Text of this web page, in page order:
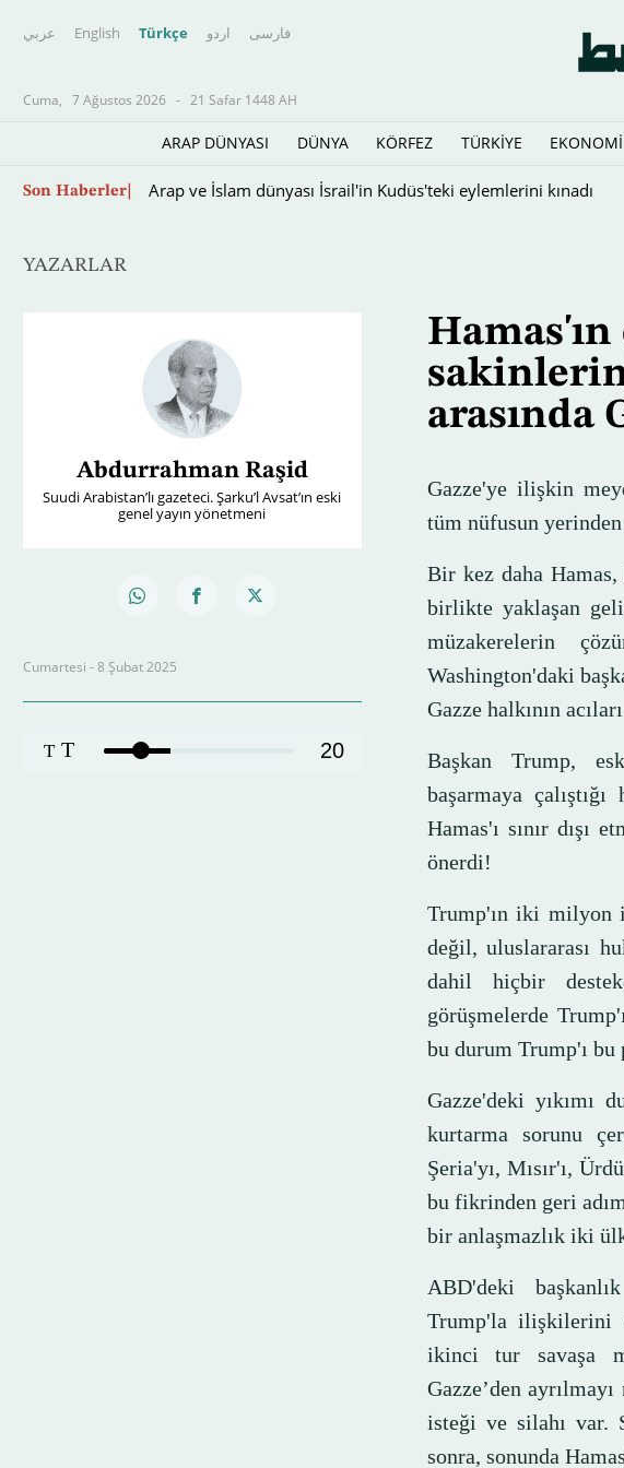
عربي English Türkçe اردو فارسى
Cuma, 7 Ağustos 2026 - 21 Safar 1448 AH
ARAP DÜNYASI DÜNYA KÖRFEZ TÜRKİYE EKONOMİ
Son Haberler
YAZARLAR
Abdurrahman Raşid
Suudi Arabistan’lı gazeteci. Şarku’l Avsat’ın eski
genel yayın yönetmeni
Cumartesi - 8 Şubat 2025
T T 20
Hamas'ın
arasında
Gazze'ye ilişkin
tüm nüfusun
Bir kez daha
birlikte yaklaşan
müzakerelerin
Washington'daki
Gazze halkının
Başkan Trump,
başarmaya
Hamas'ı sınır dışı
önerdi!
Trump'ın iki milyon
değil, uluslararası
dahil hiçbir
görüşmelerde
bu durum Trump'ı
Gazze'deki
kurtarma sorunu
Şeria'yı, Mısır'ı,
bu fikrinden geri
bir anlaşmazlık iki
ABD'deki
Trump'la ilişkilerini
ikinci tur savaşa
Gazze’den
isteği ve silahı var.
sonra, sonunda